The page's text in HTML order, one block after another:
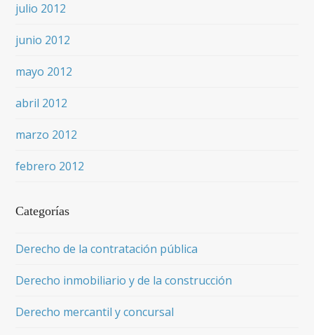
julio 2012
junio 2012
mayo 2012
abril 2012
marzo 2012
febrero 2012
Categorías
Derecho de la contratación pública
Derecho inmobiliario y de la construcción
Derecho mercantil y concursal